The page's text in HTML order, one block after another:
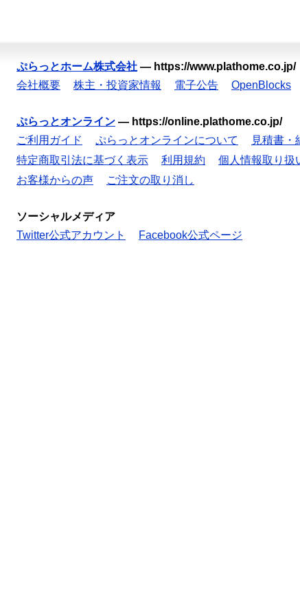
ぷらっとホーム株式会社 — https://www.plathome.co.jp/
会社概要
株主・投資家情報 電子公告 OpenBlocks
ぷらっとオンライン — https://online.plathome.co.jp/
ご利用ガイド
ぷらっとオンラインについて 見積書・
特定商取引法に基づく表示
利用規約 個人情報取り扱
お客様からの声
ご注文の取り消し
ソーシャルメディア
Twitter公式アカウント
Facebook公式ページ